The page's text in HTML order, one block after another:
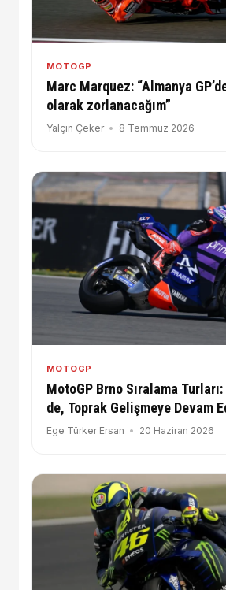
MOTOGP
Marc Marquez: “Almanya
olarak zorlanacağım”
Yalçın Çeker 8 Temmuz 2026
MOTOGP
MotoGP Brno Sıralama Turları:
de, Toprak Gelişmeye Devam
Ege Türker Ersan 20 Haziran 2026